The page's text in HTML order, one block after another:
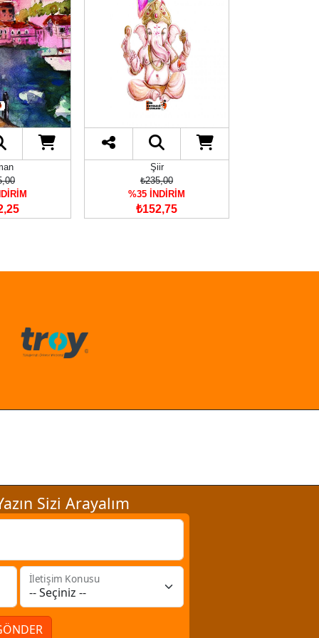
Şiir
₺235,00
%35 İNDİRİM
₺152,75
Sizi Arayalım
İletişim Konusu